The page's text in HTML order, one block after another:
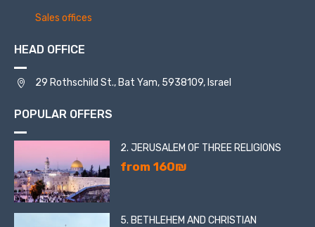
Sales offices
HEAD OFFICE
29 Rothschild St., Bat Yam, 5938109, Israel
POPULAR OFFERS
2. JERUSALEM OF THREE RELIGIONS
from 160₪
5. BETHLEHEM AND CHRISTIAN